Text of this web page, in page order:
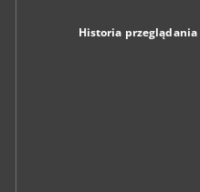
Historia przeglądania